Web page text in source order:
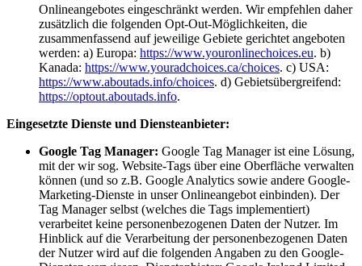
Onlineangebotes eingeschränkt werden. Wir empfehlen daher
zusätzlich die folgenden Opt-Out-Möglichkeiten, die
zusammenfassend auf jeweilige Gebiete gerichtet angeboten
werden: a) Europa: https://www.youronlinechoices.eu. b)
Kanada: https://www.youradchoices.ca/choices. c) USA:
https://www.aboutads.info/choices. d) Gebietsübergreifend:
https://optout.aboutads.info.
Eingesetzte Dienste und Diensteanbieter:
Google Tag Manager: Google Tag Manager ist eine Lösung,
mit der wir sog. Website-Tags über eine Oberfläche verwalten
können (und so z.B. Google Analytics sowie andere Google-
Marketing-Dienste in unser Onlineangebot einbinden). Der
Tag Manager selbst (welches die Tags implementiert)
verarbeitet keine personenbezogenen Daten der Nutzer. Im
Hinblick auf die Verarbeitung der personenbezogenen Daten
der Nutzer wird auf die folgenden Angaben zu den Google-